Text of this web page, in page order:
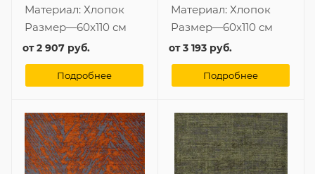
Материал: Хлопок
Размер—60x110 см
от2 907 руб.
Подробнее
Материал: Хлопок
Размер—60x110 см
от3 193 руб.
Подробнее